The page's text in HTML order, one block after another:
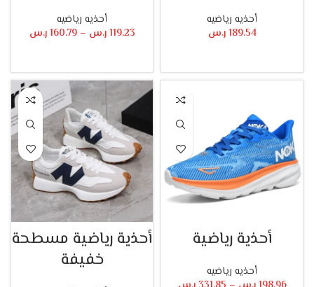
أحذيه رياضيه
189.54 ر.س
أحذيه رياضيه
119.23 ر.س –
160.79 ر.س
أحذية رياضية
أحذيه رياضيه
أحذية رياضية مسطحة
خفيفة